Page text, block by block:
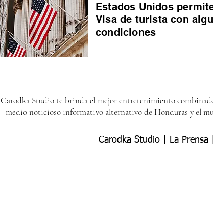
Estados Unidos
Visa de turista con
condiciones
Carodka Studio te brinda el mejor entretenimiento
medio noticioso informativo alternativo de Honduras y el
Carodka Studio | La